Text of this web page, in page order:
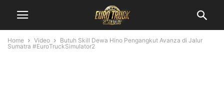
Home Video
Butuh Skill Dewa Hino Pengangkut Avanza di Jalur
Sumatra #EuroTruckSimulator2